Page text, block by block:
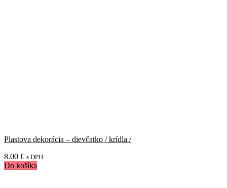
Plastova dekorácia – dievčatko / krídla /
8.00 € s DPH
Do košíka